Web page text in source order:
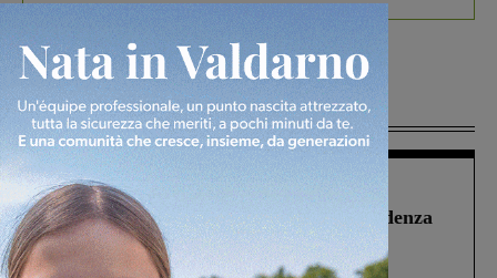
Più lette
Figline Incisa Valdarno 1 Agosto 2026
Piscina di Figline finanziata oltre la scadenza
Pnrr, il gruppo di Fratelli d’Italia: “Un
ringraziamento al Governo”